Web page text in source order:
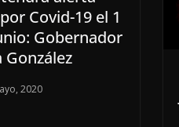
Covid-19 el 1
Gobernador
González
2020